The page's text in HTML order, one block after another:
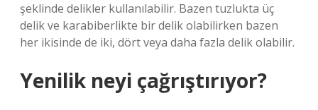
şeklinde delikler kullanılabilir. Bazen tuzlukta üç
delik ve karabiberlikte bir delik olabilirken bazen
her ikisinde de iki, dört veya daha fazla delik olabilir.
Yenilik neyi çağrıştırıyor?